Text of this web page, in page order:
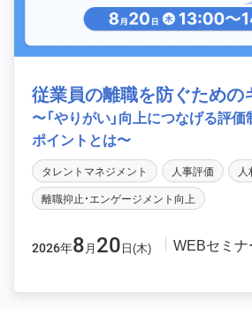
従業員の離職を防ぐための
〜「やりがい」向上につなげる評価
ポイントとは〜
タレントマネジメント 人事評価
離職抑止・エンゲージメント向上
2026年8月 20日(木) WEBセミナ